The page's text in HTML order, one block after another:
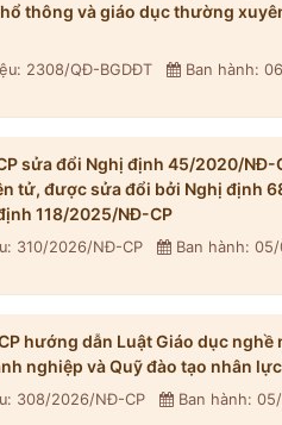
thông và giáo dục thường
2308/QĐ-BGDĐT Ban hành:
sửa đổi Nghị định 45/2020/NĐ-
tử, được sửa đổi bởi Nghị định
118/2025/NĐ-CP
310/2026/NĐ-CP Ban hành:
hướng dẫn Luật Giáo dục nghề
nghiệp và Quỹ đào tạo nhân
308/2026/NĐ-CP Ban hành: